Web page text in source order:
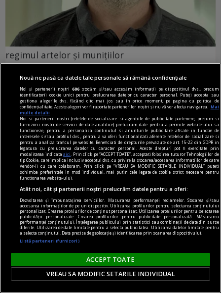
regimul artelor și munițiilor
„Cînd ai în film un texan călare, inevitabil te
gîndești și la western” – interviu cu regizorul
Marian CRIȘAN –
Ca surse de inspirație au fost compozițiile lui
George Enescu și Eugen Doga, în special albumul
lui Echoes of the East.
Roxana CĂLINESCU
ragimul artelor și munițiilor
Nouă ne pasă ca datele tale personale să rămână confidențiale
Noi și partenerii noștri606 stocăm și/sau accesăm informații pe dispozitivul dvs., precum
identificatorii cookie unici pentru prelucrarea datelor cu caracter personal. Puteți accepta sau
gestiona alegerile dvs. făcând clic mai jos sau în orice moment, pe pagina cu politica de
confidențialitate. Aceste alegeri vor fi raportate partenerilor noștri și nu vă vor afecta navigarea.
Mai
multe detalii
Noi si partenerii nostri (retelele de socializare si agentiile de publicitate partenere, precum si
furnizorii nostri de servicii de date analitice) prelucram date pentru a permite website-ului sa
functioneze, pentru a personaliza continutul si anunturile publicitare afisate in functie de
interesele si/sau profilul dvs., pentru a va oferi functionalitati aferente retelelor de socializare si
pentru a analiza traficul pe website. Beneficiati de drepturile prevazute de art. 15-22 din GDPR in
legatura cu prelucrarea datelor cu caracter personal. Aceste drepturi pot fi exercitate prin
modalitatea indicataaici
. Prin click pe “ACCEPT TOATE”, acceptati folosirea tuturor Tehnologiilor de
tip Cookie, care implica inclusiv acceptul dvs. cu privire la stocarea/accesarea informatiilor de catre
Vendor-ii cu care colaboram. Prin click pe “VREAU SA MODIFIC SETARILE INDIVIDUAL” puteti
schimba preferintele in mod individual, mai putin cele legate de cookie strict necesare pentru
functionarea website-ului.
Atât noi, cât și partenerii noștri prelucrăm datele pentru a oferi:
Dezvoltarea și îmbunătățirea serviciilor. Măsurarea performanței reclamelor. Stocarea și/sau
accesarea informațiilor de pe un dispozitiv. Utilizarea profilurilor pentru selectarea conținutului
personalizat. Crearea profilurilor de conținut personalizat. Utilizarea profilurilor pentru selectarea
publicității personalizate. Crearea profilurilor pentru publicitate personalizată. Măsurarea
performanței conținutului. Înțelegerea publicului prin statistici sau combinații de date din surse
diferite. Utilizarea de date limitate pentru a selecta publicitatea. Utilizarea datelor limitate pentru
a selecta conținutul. Date precise de geolocație și identificarea prin scanarea dispozitivului.
Listă parteneri (furnizori)
ACCEPT TOATE
VREAU SA MODIFIC SETARILE INDIVIDUAL